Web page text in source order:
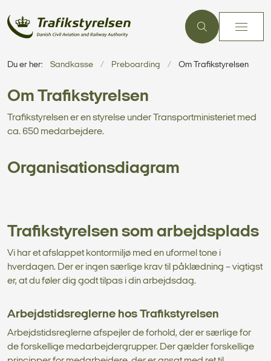
Du er her: Sandkasse Preboarding Om Trafikstyrelsen
Om Trafikstyrelsen
Trafikstyrelsen er en styrelse under Transportministeriet med
ca. 650 medarbejdere.
Organisationsdiagram
Trafikstyrelsen som arbejdsplads
Vi har et afslappet kontormiljø med en uformel tone i
hverdagen. Der er ingen særlige krav til påklædning – vigtigst
er, at du føler dig godt tilpas i din arbejdsdag.
Arbejdstidsreglerne hos Trafikstyrelsen
​​​​​​​​​​​​​​​​​​​​​​Arbejdstidsreglerne afspejler de forhold, der er særlige for
de forskellige medarbejdergrupper. Der gælder forskellige